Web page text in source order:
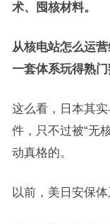
术、囤核材料。
从核电站怎么运
一套体系玩得熟门
这么看，日本其
件，只不过被“无
动真格的。
以前，美日安保